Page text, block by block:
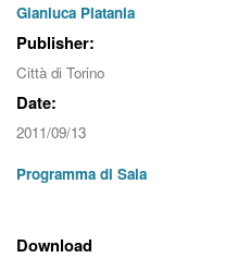
Gianluca Platania
Publisher:
Città di Torino
Date:
2011/09/13
Programma di Sala
Download